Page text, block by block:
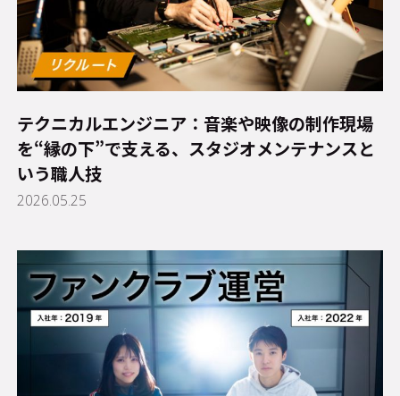
テクニカルエンジニア：音楽や映像の制作現場
を“縁の下”で支える、スタジオメンテナンスと
いう職人技
2026.05.25